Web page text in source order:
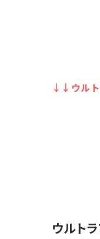
↓↓ウルト
ウルト